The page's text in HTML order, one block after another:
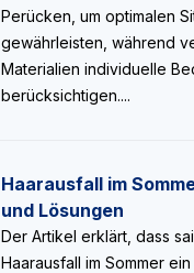
Perücken, um optimalen
gewährleisten, während
Materialien individuelle
berücksichtigen....
Haarausfall im
und Lösungen
Der Artikel erklärt, dass
Haarausfall im Sommer